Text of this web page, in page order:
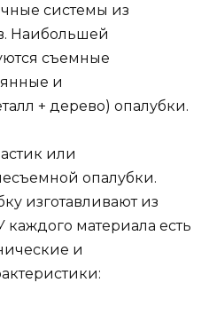
системы из
Наибольшей
съемные
и
+ дерево) опалубки.
или
опалубки.
изготавливают из
материала есть
и